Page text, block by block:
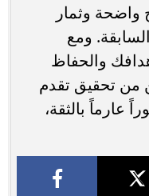
واضحة وثمار
ومع
والحفاظ
من تحقيق تقدم
بالثقة،